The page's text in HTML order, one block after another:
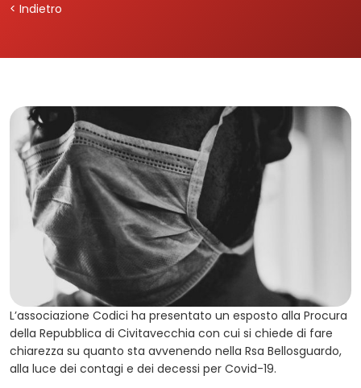
< Indietro
L’associazione Codici ha presentato un esposto alla Procura
della Repubblica di Civitavecchia con cui si chiede di fare
chiarezza su quanto sta avvenendo nella Rsa Bellosguardo,
alla luce dei contagi e dei decessi per Covid-19.